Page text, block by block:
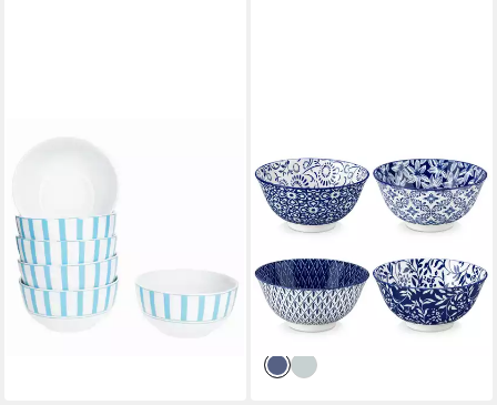
MAMBOCAT
Müslischale Split türkis 6x
Porzellan Streifen, Porzellan
24,99 €
lieferbar - in 3-4 Werktagen bei dir
Müslischale 4/6-tlg Schalen
Set für 4/6, Porzellan
Müslischale, Bunt, Porzellan,
28,99 € UVP40,00 €
(7,25 €/ 1 Stk)
-28%